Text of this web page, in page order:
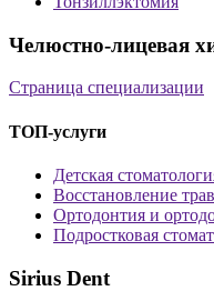
Челюстно-лицевая
Страница специализации
ТОП-услуги
Детская
Восстановление
Ортодонтия и
Подростковая
Sirius Dent